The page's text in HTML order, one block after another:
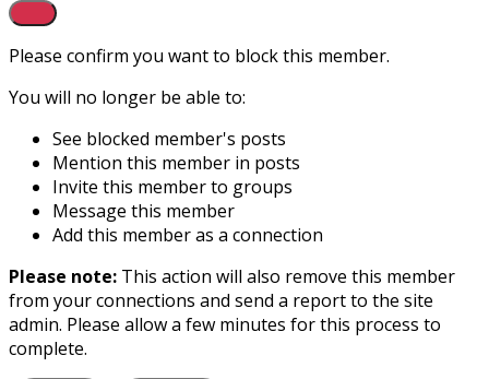
Please confirm you want to block this member.
You will no longer be able to:
See blocked member's posts
Mention this member in posts
Invite this member to groups
Message this member
Add this member as a connection
Please note: This action will also remove this member
from your connections and send a report to the site
admin. Please allow a few minutes for this process to
complete.